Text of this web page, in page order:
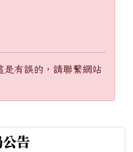
是有誤的，請聯繫網站
告